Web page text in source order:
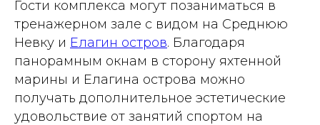
Гости комплекса могут позаниматься в
тренажерном зале с видом на Среднюю
Невку и Елагин остров. Благодаря
панорамным окнам в сторону яхтенной
марины и Елагина острова можно
получать дополнительное эстетические
удовольствие от занятий спортом на